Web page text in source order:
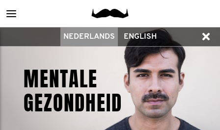
Main
NEDERLANDS ENGLISH
MENTALE
GEZONDHEID